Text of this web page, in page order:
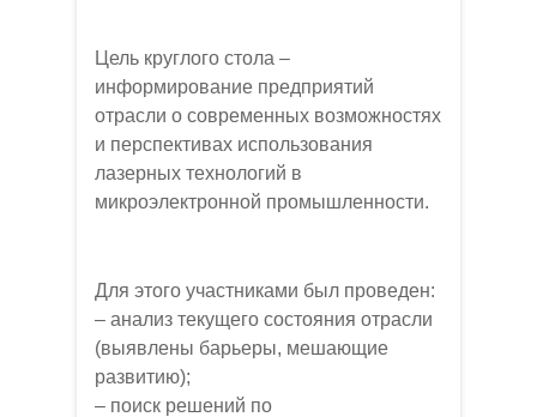
Цель круглого стола –
информирование предприятий
отрасли о современных возможностях
и перспективах использования
лазерных технологий в
микроэлектронной промышленности.
Для этого участниками был проведен:
– анализ текущего состояния отрасли
(выявлены барьеры, мешающие
развитию);
– поиск решений по